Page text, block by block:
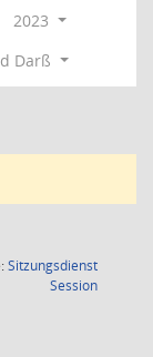
2023
Darß
Sitzungsdienst
Session(Wird in